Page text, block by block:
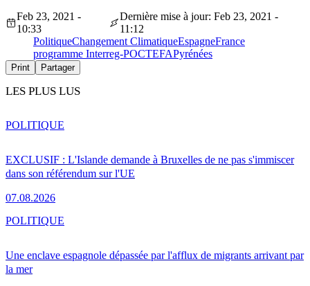
Feb 23, 2021 -
10:33
Dernière mise à jour: Feb 23, 2021 -
11:12
PolitiqueChangement ClimatiqueEspagneFrance
programme Interreg-POCTEFAPyrénées
Print Partager
LES PLUS LUS
EXCLUSIF : L'Islande demande à Bruxelles de ne pas s'immiscer
dans son référendum sur l'UE
07.08.2026
POLITIQUE
Une enclave espagnole dépassée par l'afflux de migrants arrivant par
la mer
POLITIQUE